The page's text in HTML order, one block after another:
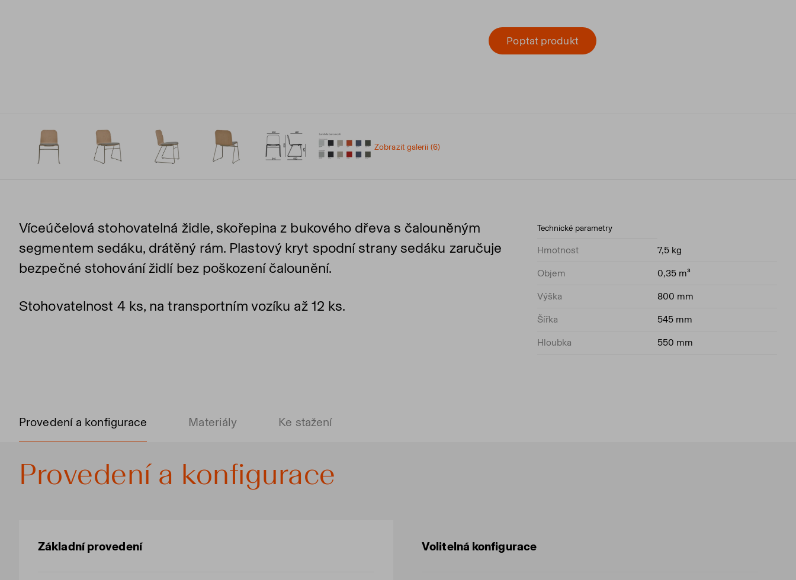
Poptat produkt
Zobrazit galerii (6)
Víceúčelová stohovatelná židle, skořepina z bukového dřeva s čalouněným
segmentem sedáku, drátěný rám. Plastový kryt spodní strany sedáku zaručuje
bezpečné stohování židlí bez poškození čalounění.
Stohovatelnost 4 ks, na transportním vozíku až 12 ks.
Technické parametry
Hmotnost 7,5 kg
Objem 0,35 m³
Výška 800 mm
Šířka 545 mm
Hloubka 550 mm
Provedení a konfigurace Materiály Ke stažení
Provedení a konfigurace
Základní provedení Volitelná konfigurace